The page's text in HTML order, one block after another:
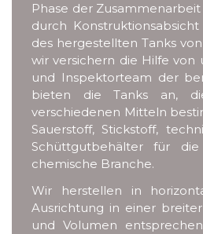
Phase der
durch
des hergestellten Tanks
wir versichern die Hilfe von
und Inspektorteam der
bieten die Tanks an,
verschiedenen Mitteln
Sauerstoff, Stickstoff,
Schüttgutbehälter für
chemische Branche.
Wir herstellen in
Ausrichtung in einer
und Volumen